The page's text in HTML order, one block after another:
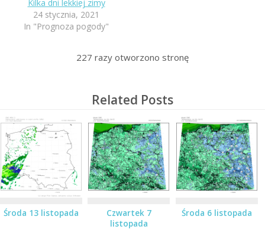
Kilka dni lekkiej zimy
24 stycznia, 2021
In "Prognoza pogody"
227 razy otworzono stronę
Related Posts
Środa 13 listopada
Czwartek 7
listopada
Środa 6 listopada